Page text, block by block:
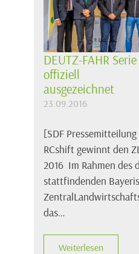
DEUTZ-FAHR
offiziell
ausgezeichnet
23.09.2016
[SDF
RCshift gewinnt den
2016 Im Rahmen des
stattfindenden
das…
Weiterlesen